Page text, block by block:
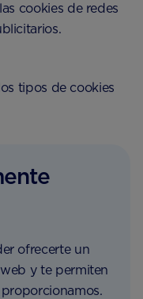
cookies de redes
tipos de cookies
ofrecerte un
y te permiten